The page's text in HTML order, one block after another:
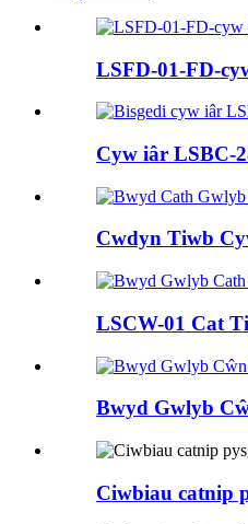
LSFD-01-FD-
Cyw iâr LSBC-
Cwdyn Tiwb
LSCW-01 Cat
Bwyd Gwlyb
Ciwbiau catnip